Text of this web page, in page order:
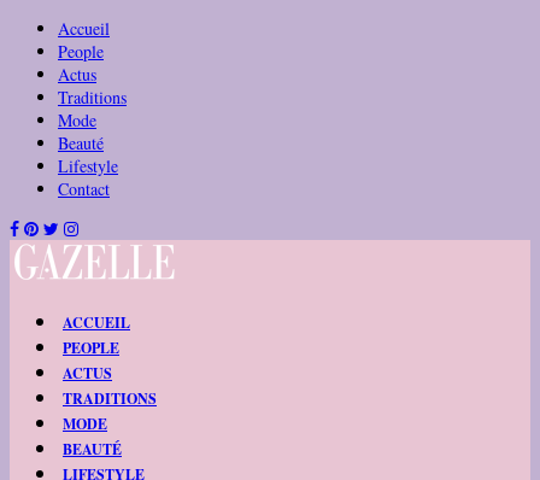
Accueil
People
Actus
Traditions
Mode
Beauté
Lifestyle
Contact
ACCUEIL
PEOPLE
ACTUS
TRADITIONS
MODE
BEAUTÉ
LIFESTYLE